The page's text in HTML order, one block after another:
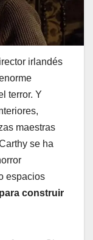
irlandés
terror. Y
maestras
se ha
espacios
construir